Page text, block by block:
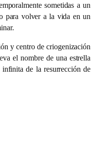
sometidas a un
para volver a la vida en un
y centro de criogenización
el nombre de una estrella
de la resurrección de